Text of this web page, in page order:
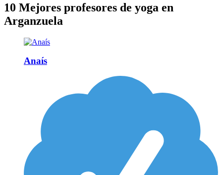
10 Mejores profesores de yoga en
Arganzuela
Anaís